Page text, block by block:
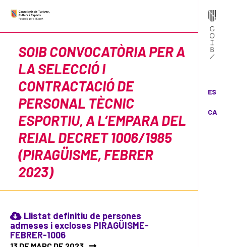
ES
CA
SOIB CONVOCATÒRIA PER A
LA SELECCIÓ I
CONTRACTACIÓ DE
PERSONAL TÈCNIC
ESPORTIU, A L’EMPARA DEL
REIAL DECRET 1006/1985
(PIRAGÜISME, FEBRER
2023)
Llistat definitiu de persones
admeses i excloses PIRAGÜISME-
FEBRER-1006